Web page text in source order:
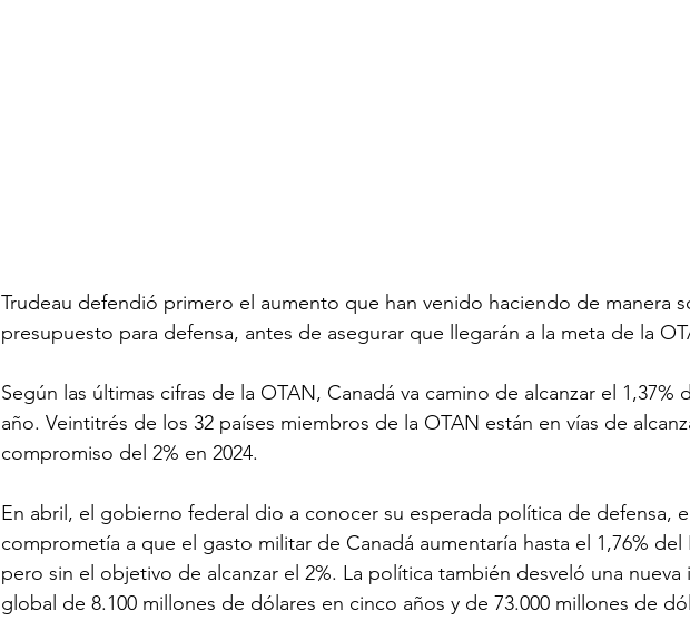
Trudeau defendió primero el aumento que han venido haciendo de manera
presupuesto para defensa, antes de asegurar que llegarán a la meta de la
Según las últimas cifras de la OTAN, Canadá va camino de alcanzar el 1,37%
año. Veintitrés de los 32 países miembros de la OTAN están en vías de
compromiso del 2% en 2024.
En abril, el gobierno federal dio a conocer su esperada política de defensa,
comprometía a que el gasto militar de Canadá aumentaría hasta el 1,76% del
pero sin el objetivo de alcanzar el 2%. La política también desveló una nueva
global de 8.100 millones de dólares en cinco años y de 73.000 millones de